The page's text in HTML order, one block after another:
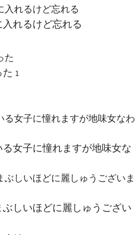
れるけど忘れる
1
女子に憧れますが地味女な
しいほどに麗しゅうござい